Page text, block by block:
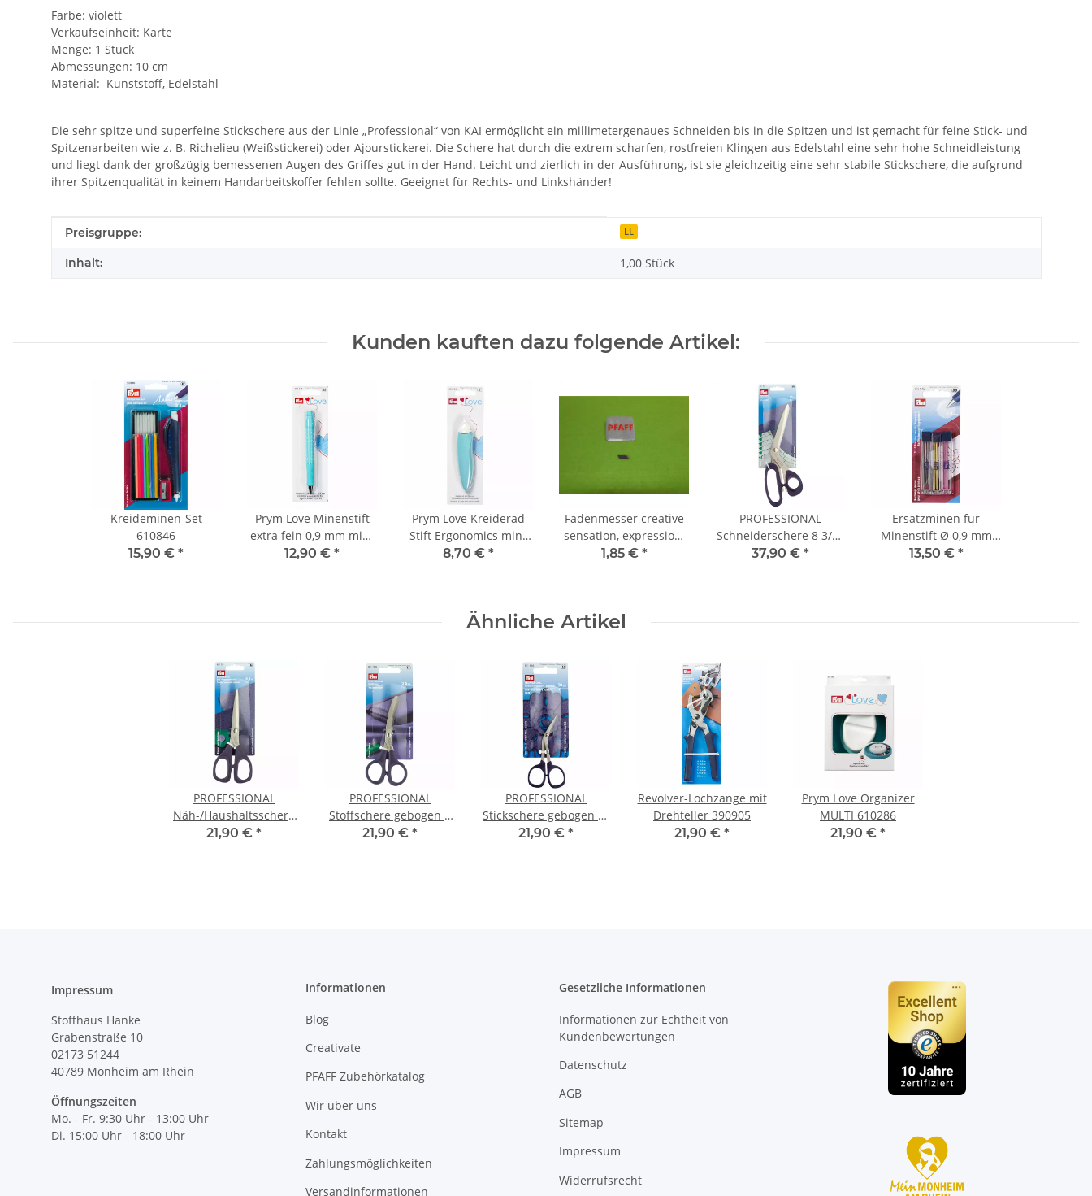
Farbe: violett
Verkaufseinheit: Karte
Menge: 1 Stück
Abmessungen: 10 cm
Material: Kunststoff, Edelstahl
Die sehr spitze und superfeine Stickschere aus der Linie „Professional“ von KAI ermöglicht ein millimetergenaues Schneiden bis in die Spitzen und ist gemacht für feine Stick- und
Spitzenarbeiten wie z. B. Richelieu (Weißstickerei) oder Ajourstickerei. Die Schere hat durch die extrem scharfen, rostfreien Klingen aus Edelstahl eine sehr hohe Schneidleistung
und liegt dank der großzügig bemessenen Augen des Griffes gut in der Hand. Leicht und zierlich in der Ausführung, ist sie gleichzeitig eine sehr stabile Stickschere, die aufgrund
ihrer Spitzenqualität in keinem Handarbeitskoffer fehlen sollte. Geeignet für Rechts- und Linkshänder!
Produkteigenschaft
Wert
Preisgruppe: LL
Inhalt: 1,00 Stück
Kunden kauften dazu folgende Artikel:
Kreideminen-Set
610846
15,90 € *
Prym Love Minenstift
extra fein 0,9 mm mint
610848
12,90 € *
Prym Love Kreiderad
Stift Ergonomics mint
610958
8,70 € *
Fadenmesser creative
sensation, expression,
ambition
1,85 € *
PROFESSIONAL
Schneiderschere 8 3/4''
23 cm 611517
37,90 € *
Ersatzminen für
Minenstift Ø 0,9 mm
farbig sortiert 610842
13,50 € *
Ähnliche Artikel
PROFESSIONAL
Näh-/Haushaltsschere
6 1/2'' 16,5 cm 611511
21,90 € *
PROFESSIONAL
Stoffschere gebogen 5
1/4'' 13,5 cm 611509
21,90 € *
PROFESSIONAL
Stickschere gebogen 4''
10 cm 611516
21,90 € *
Revolver-Lochzange mit
Drehteller 390905
21,90 € *
Prym Love Organizer
MULTI 610286
21,90 € *
Impressum
Stoffhaus Hanke
Grabenstraße 10
02173 51244
40789 Monheim am Rhein
Öffnungszeiten
Mo. - Fr. 9:30 Uhr - 13:00 Uhr
Di. 15:00 Uhr - 18:00 Uhr
Informationen
Blog
Creativate
PFAFF Zubehörkatalog
Wir über uns
Kontakt
Zahlungsmöglichkeiten
Versandinformationen
Gesetzliche Informationen
Informationen zur Echtheit von
Kundenbewertungen
Datenschutz
AGB
Sitemap
Impressum
Widerrufsrecht